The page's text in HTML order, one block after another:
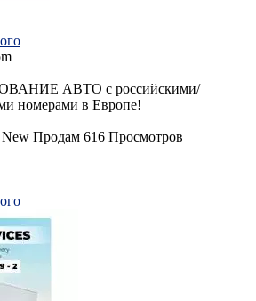
АВТО с российскими/
номерами в Европе!
New Продам 616 Просмотров